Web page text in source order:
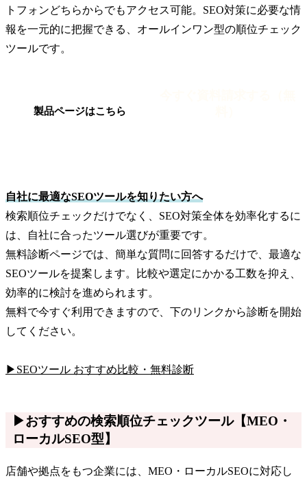
トフォンどちらからでもアクセス可能。SEO対策に必要な情
報を一元的に把握できる、オールインワン型の順位チェック
ツールです。
製品ページはこちら
自社に最適なSEOツールを知りたい方へ
検索順位チェックだけでなく、SEO対策全体を効率化するに
は、自社に合ったツール選びが重要です。
無料診断ページでは、簡単な質問に回答するだけで、最適な
SEOツールを提案します。比較や選定にかかる工数を抑え、
効率的に検討を進められます。
無料で今すぐ利用できますので、下のリンクから診断を開始
してください。
▶SEOツール おすすめ比較・無料診断
▶おすすめの検索順位チェックツール【MEO・
ローカルSEO型】
店舗や拠点をもつ企業には、MEO・ローカルSEOに対応し